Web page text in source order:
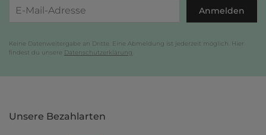
Anmelden
Keine Datenweitergabe an Dritte. Eine Abmeldung ist jederzeit möglich. Hier
findest du unsere Datenschutzerklärung
Unsere Bezahlarten